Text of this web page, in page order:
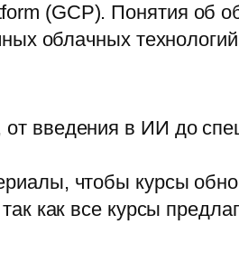
(GCP). Понятия об
облачных
введения в ИИ до
чтобы курсы
как все курсы